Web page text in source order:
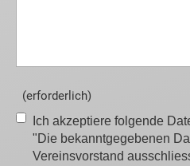
(erforderlich)
Ich akzeptiere folgende
"Die bekanntgegebenen
Vereinsvorstand